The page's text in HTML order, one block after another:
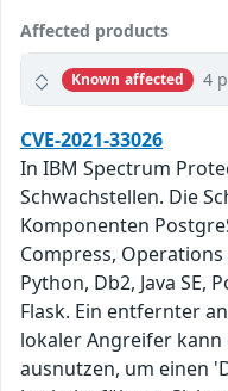
Affected products
Known affected 4
CVE-2021-33026
In IBM Spectrum
Schwachstellen. Die
Komponenten
Compress, Operations
Python, Db2, Java SE,
Flask. Ein entfernter
lokaler Angreifer kann
ausnutzen, um einen